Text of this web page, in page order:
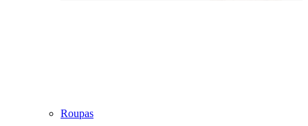
Roupas